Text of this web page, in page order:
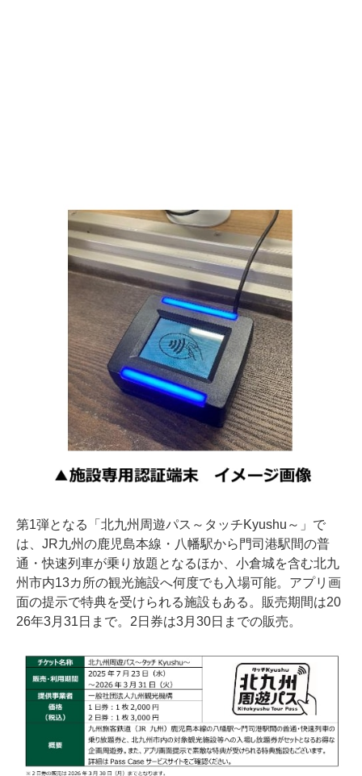
第1弾となる「北九州周遊パス～タッチKyushu～」で
は、JR九州の鹿児島本線・八幡駅から門司港駅間の普
通・快速列車が乗り放題となるほか、小倉城を含む北九
州市内13カ所の観光施設へ何度でも入場可能。アプリ画
面の提示で特典を受けられる施設もある。販売期間は20
26年3月31日まで。2日券は3月30日までの販売。